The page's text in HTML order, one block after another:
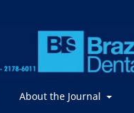
About the Journal